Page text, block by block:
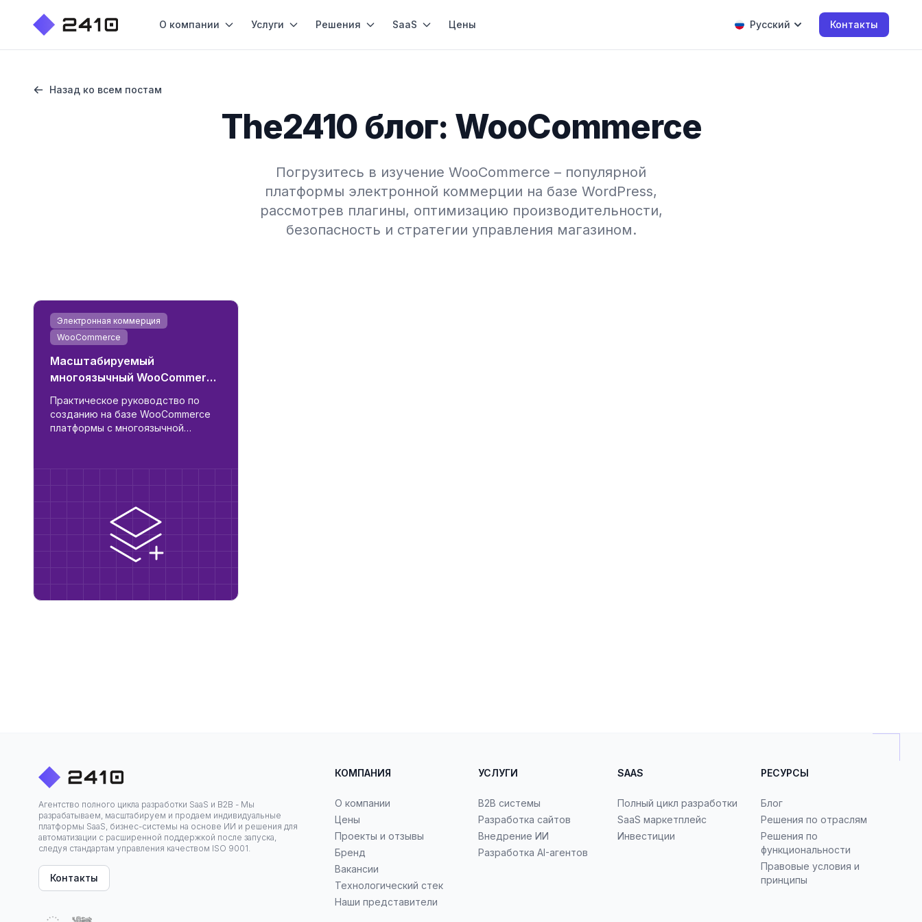
О компании Услуги Решения SaaS Цены Русский Контакты
Назад ко всем постам
The2410 блог: WooCommerce
Погрузитесь в изучение WooCommerce – популярной
платформы электронной коммерции на базе WordPress,
рассмотрев плагины, оптимизацию производительности,
безопасность и стратегии управления магазином.
Электронная коммерция
WooCommerce
Масштабируемый
многоязычный WooCommerce
с интеграцией поставщиков
и ERP
Практическое руководство по
созданию на базе WooCommerce
платформы с многоязычной
Агентство полного цикла разработки SaaS и B2B - Мы
разрабатываем, масштабируем и продаем индивидуальные
платформы SaaS, бизнес-системы на основе ИИ и решения для
автоматизации с расширенной поддержкой после запуска,
следуя стандартам управления качеством ISO 9001.
Контакты
КОМПАНИЯ
О компании
Цены
Проекты и отзывы
Бренд
Вакансии
Технологический стек
Наши представители
УСЛУГИ
B2B системы
Разработка сайтов
Внедрение ИИ
Разработка AI-агентов
SAAS
Полный цикл разработки
SaaS маркетплейс
Инвестиции
РЕСУРСЫ
Блог
Решения по отраслям
Решения по
функциональности
Правовые условия и
принципы